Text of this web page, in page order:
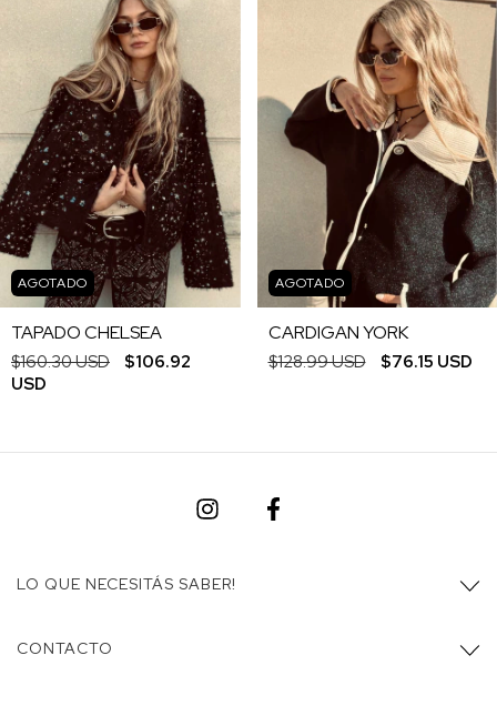
AGOTADO
TAPADO CHELSEA
$160.30 USD
$106.92
USD
AGOTADO
CARDIGAN YORK
$128.99 USD $76.15 USD
LO QUE NECESITÁS SABER!
CONTACTO